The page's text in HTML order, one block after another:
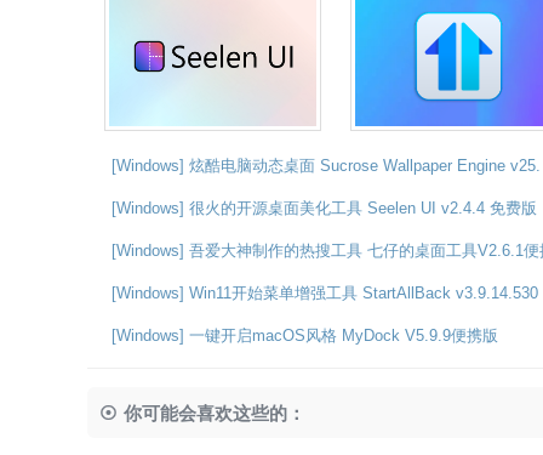
[Windows] 炫酷电脑动态桌面 Sucrose Wallpaper Engine v25.
[Windows] 很火的开源桌面美化工具 Seelen UI v2.4.4 免费版
[Windows] 吾爱大神制作的热搜工具 七仔的桌面工具V2.6.1便
[Windows] Win11开始菜单增强工具 StartAllBack v3.9.14.530
[Windows] 一键开启macOS风格 MyDock V5.9.9便携版
你可能会喜欢这些的：